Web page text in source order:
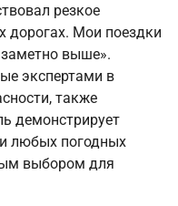
резкое
дорогах. Мои поездки
выше».
экспертами в
также
демонстрирует
любых погодных
выбором для